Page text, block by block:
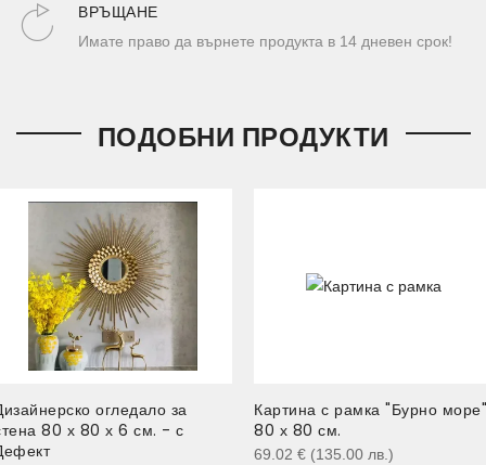
ВРЪЩАНЕ
Имате право да върнете продукта в 14 дневен срок!
ПОДОБНИ ПРОДУКТИ
огледало за
80 х 80 х 6 см. - с
Картина с рамка "Бурно море"
80 х 80 см.
69.02 € (135.00 лв. )